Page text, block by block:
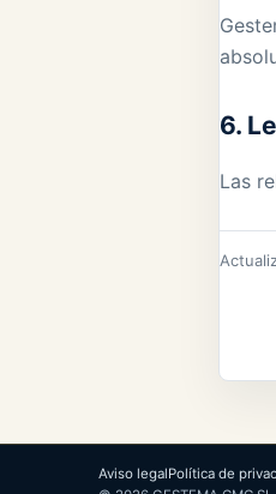
6.
Las
Aviso legalPolítica de